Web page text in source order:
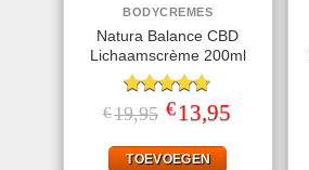
BODYCREMES
Natura Balance CBD
Lichaamscrème 200ml
Gewaardeerd
4.67uit 5
€19,95 Oorspronkelijke
prijs
€19,95.
€ 13,95prijs
TOEVOEGEN